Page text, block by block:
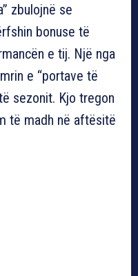
zbulojnë se
bonuse të
e tij. Një nga
e “portave të
sezonit. Kjo tregon
të madh në aftësitë